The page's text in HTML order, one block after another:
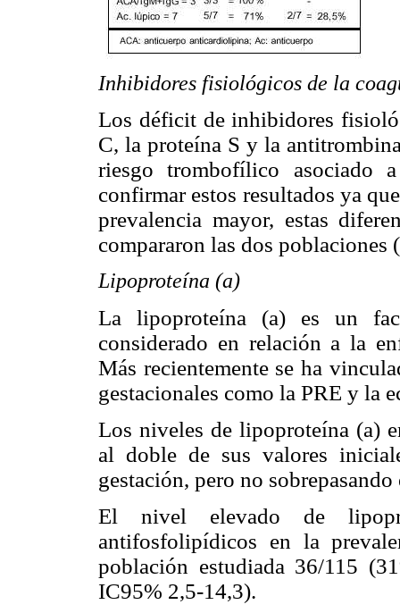
Inhibidores fisiológicos de la
Los déficit de inhibidores
C, la proteína S y la
riesgo trombofílico asociado
confirmar estos resultados ya
prevalencia mayor, estas
compararon las dos poblaciones (
Lipoproteína (a)
La lipoproteína (a) es un
considerado en relación a la
Más recientemente se ha
gestacionales como la PRE y la
Los niveles de lipoproteína (a)
al doble de sus valores
gestación, pero no
El nivel elevado de
antifosfolipídicos en la
población estudiada 36/115
IC95% 2,5-14,3).